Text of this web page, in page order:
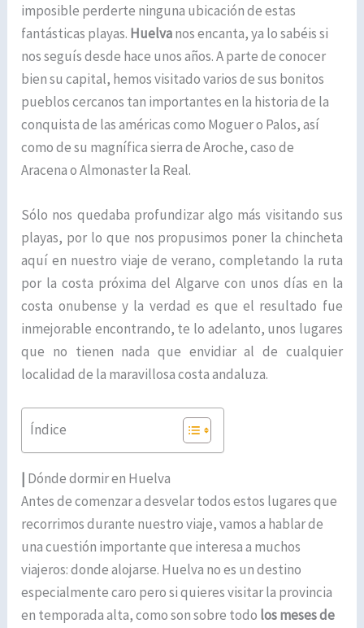
imposible perderte ninguna ubicación de estas
fantásticas playas. Huelvanos encanta, ya lo sabéis si
nos seguís desde hace unos años. A parte de conocer
bien su capital, hemos visitado varios de sus bonitos
pueblos cercanos tan importantes en la historia de la
conquista de las américas como Moguer o Palos, así
como de su magnífica sierra de Aroche, caso de
Aracena o Almonaster la Real.
Sólo nos quedaba profundizar algo más visitando sus
playas, por lo que nos propusimos poner la chincheta
aquí en nuestro viaje de verano, completando la ruta
por la costa próxima del Algarve con unos días en la
costa onubense y la verdad es que el resultado fue
inmejorable encontrando, te lo adelanto, unos lugares
que no tienen nada que envidiar al de cualquier
localidad de la maravillosa costa andaluza.
Índice
| Dónde dormir en Huelva
Antes de comenzar a desvelar todos estos lugares que
recorrimos durante nuestro viaje, vamos a hablar de
una cuestión importante que interesa a muchos
viajeros: donde alojarse. Huelva no es un destino
especialmente caro pero si quieres visitar la provincia
en temporada alta, como son sobre todo los meses de